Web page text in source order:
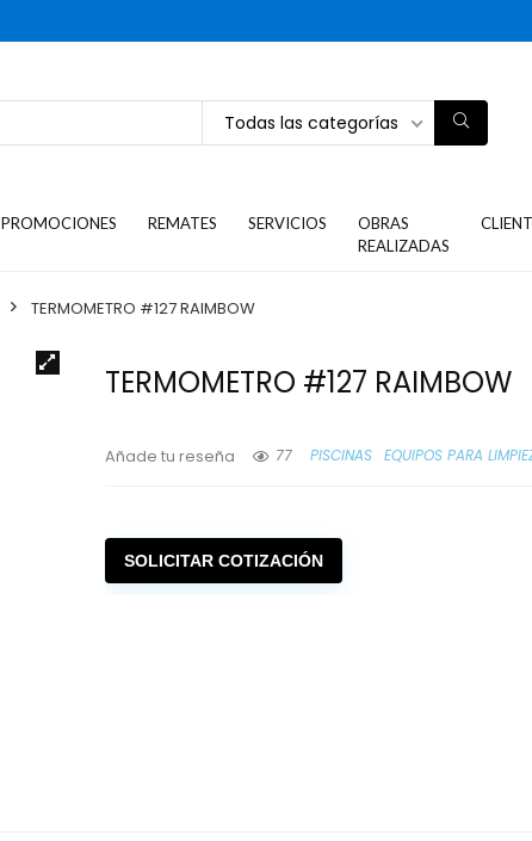
Todas las categorías
PROMOCIONES REMATES SERVICIOS
OBRAS
REALIZADAS
TERMOMETRO #127 RAIMBOW
TERMOMETRO #127 RAIMBOW
Añade tu reseña 77 PISCINAS EQUIPOS PARA
SOLICITAR COTIZACIÓN